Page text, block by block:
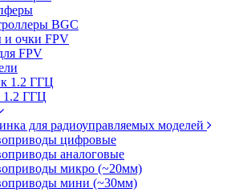
BGC
очки FPV
FPV
1.2 ГГЦ
ГГЦ
для радиоуправляемых моделей
цифровые
аналоговые
микро (~20мм)
мини (~30мм)